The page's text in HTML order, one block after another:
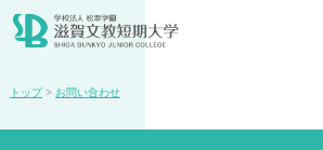
トップ > お問い合わせ